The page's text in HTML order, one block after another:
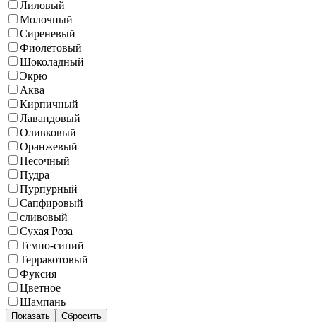
Лиловый
Молочный
Сиреневый
Фиолетовый
Шоколадный
Экрю
Аква
Кирпичный
Лавандовый
Оливковый
Оранжевый
Песочный
Пудра
Пурпурный
Сапфировый
сливовый
Сухая Роза
Темно-синий
Терракотовый
Фуксия
Цветное
Шампань
Показать
Сбросить